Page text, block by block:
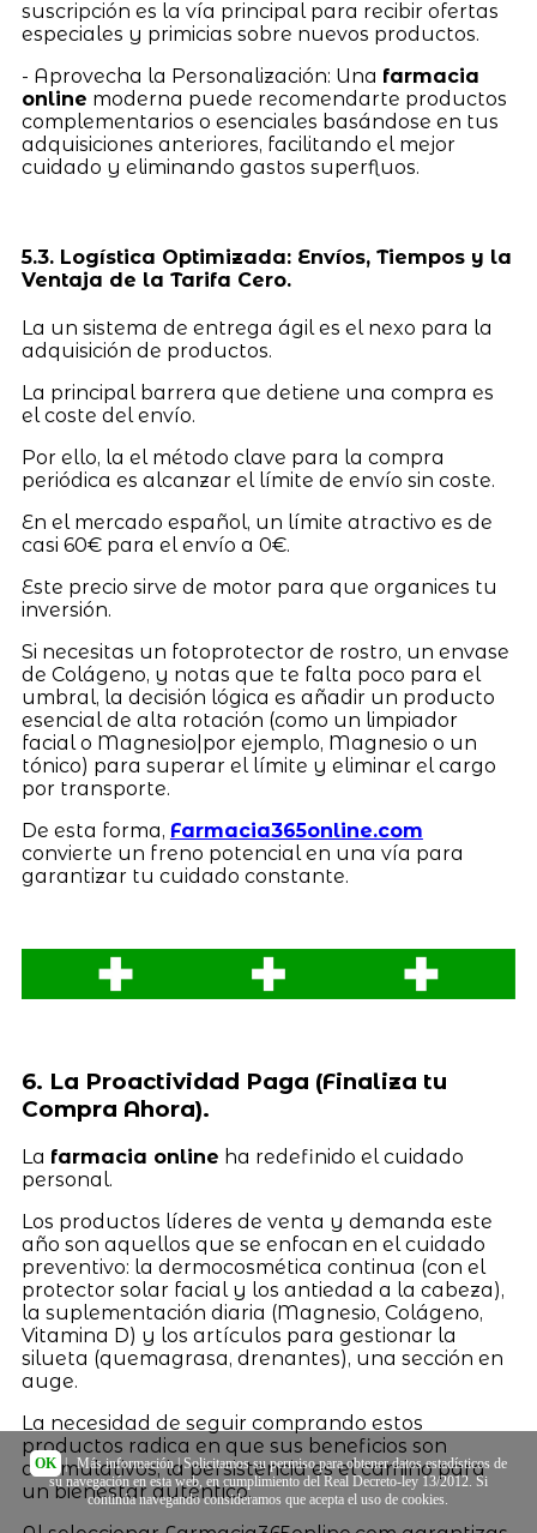
suscripción es la vía principal para recibir ofertas
especiales y primicias sobre nuevos productos.
- Aprovecha la Personalización: Una farmacia
online moderna puede recomendarte productos
complementarios o esenciales basándose en tus
adquisiciones anteriores, facilitando el mejor
cuidado y eliminando gastos superfluos.
5.3. Logística Optimizada: Envíos, Tiempos y la
Ventaja de la Tarifa Cero.
La un sistema de entrega ágil es el nexo para la
adquisición de productos.
La principal barrera que detiene una compra es
el coste del envío.
Por ello, la el método clave para la compra
periódica es alcanzar el límite de envío sin coste.
En el mercado español, un límite atractivo es de
casi 60€ para el envío a 0€.
Este precio sirve de motor para que organices tu
inversión.
Si necesitas un fotoprotector de rostro, un envase
de Colágeno, y notas que te falta poco para el
umbral, la decisión lógica es añadir un producto
esencial de alta rotación (como un limpiador
facial o Magnesio|por ejemplo, Magnesio o un
tónico) para superar el límite y eliminar el cargo
por transporte.
De esta forma, Farmacia365online.com
convierte un freno potencial en una vía para
garantizar tu cuidado constante.
6. La Proactividad Paga (Finaliza tu
Compra Ahora).
La farmacia online ha redefinido el cuidado
personal.
Los productos líderes de venta y demanda este
año son aquellos que se enfocan en el cuidado
preventivo: la dermocosmética continua (con el
protector solar facial y los antiedad a la cabeza),
la suplementación diaria (Magnesio, Colágeno,
Vitamina D) y los artículos para gestionar la
silueta (quemagrasa, drenantes), una sección en
auge.
La necesidad de seguir comprando estos
productos radica en que sus beneficios son
acumulativos; la persistencia es el camino para
un bienestar auténtico.
OK | Más información| Solicitamos su permiso para obtener datos estadísticos de
su navegación en esta web, en cumplimiento del Real Decreto-ley 13/2012. Si
continúa navegando consideramos que acepta el uso de cookies.